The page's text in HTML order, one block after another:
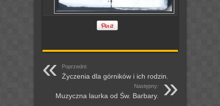
Poprzedni:
Życzenia dla górników i ich rodzin.
Następny:
Muzyczna laurka od Św. Barbary.